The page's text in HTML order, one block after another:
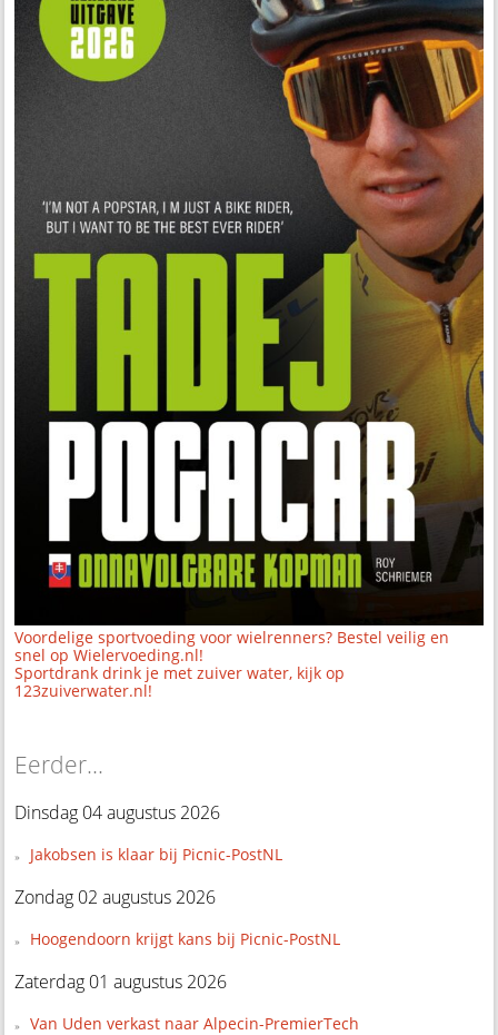
Voordelige sportvoeding voor wielrenners? Bestel veilig en
snel op Wielervoeding.nl!
Sportdrank drink je met zuiver water, kijk op
123zuiverwater.nl!
Eerder...
Dinsdag 04 augustus 2026
Jakobsen is klaar bij Picnic-PostNL
Zondag 02 augustus 2026
Hoogendoorn krijgt kans bij Picnic-PostNL
Zaterdag 01 augustus 2026
Van Uden verkast naar Alpecin-PremierTech